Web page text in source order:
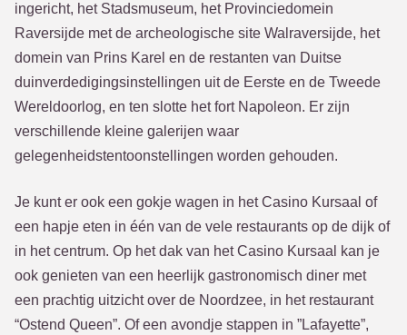
ingericht, het Stadsmuseum, het Provinciedomein
Raversijde met de archeologische site Walraversijde, het
domein van Prins Karel en de restanten van Duitse
duinverdedigingsinstellingen uit de Eerste en de Tweede
Wereldoorlog, en ten slotte het fort Napoleon. Er zijn
verschillende kleine galerijen waar
gelegenheidstentoonstellingen worden gehouden.
Je kunt er ook een gokje wagen in het Casino Kursaal of
een hapje eten in één van de vele restaurants op de dijk of
in het centrum. Op het dak van het Casino Kursaal kan je
ook genieten van een heerlijk gastronomisch diner met
een prachtig uitzicht over de Noordzee, in het restaurant
“Ostend Queen”. Of een avondje stappen in ”Lafayette”,